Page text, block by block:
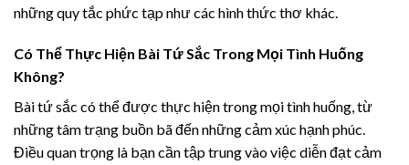
những quy tắc phức tạp như các hình thức thơ khác.
Có Thể Thực Hiện Bài Tứ Sắc Trong Mọi Tình Huống
Không?
Bài tứ sắc có thể được thực hiện trong mọi tình huống, từ
những tâm trạng buồn bã đến những cảm xúc hạnh phúc.
Điều quan trọng là bạn cần tập trung vào việc diễn đạt cảm